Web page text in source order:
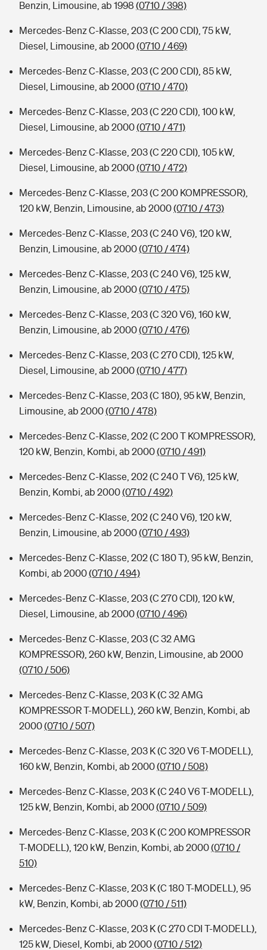
Benzin, Limousine, ab 1998 (0710 / 398)
Mercedes-Benz C-Klasse, 203 (C 200 CDI), 75 kW,
Diesel, Limousine, ab 2000(0710 / 469)
Mercedes-Benz C-Klasse, 203 (C 200 CDI), 85 kW,
Diesel, Limousine, ab 2000(0710 / 470)
Mercedes-Benz C-Klasse, 203 (C 220 CDI), 100 kW,
Diesel, Limousine, ab 2000(0710 / 471)
Mercedes-Benz C-Klasse, 203 (C 220 CDI), 105 kW,
Diesel, Limousine, ab 2000(0710 / 472)
Mercedes-Benz C-Klasse, 203 (C 200 KOMPRESSOR),
120 kW, Benzin, Limousine, ab 2000(0710 / 473)
Mercedes-Benz C-Klasse, 203 (C 240 V6), 120 kW,
Benzin, Limousine, ab 2000(0710 / 474)
Mercedes-Benz C-Klasse, 203 (C 240 V6), 125 kW,
Benzin, Limousine, ab 2000(0710 / 475)
Mercedes-Benz C-Klasse, 203 (C 320 V6), 160 kW,
Benzin, Limousine, ab 2000(0710 / 476)
Mercedes-Benz C-Klasse, 203 (C 270 CDI), 125 kW,
Diesel, Limousine, ab 2000(0710 / 477)
Mercedes-Benz C-Klasse, 203 (C 180), 95 kW, Benzin,
Limousine, ab 2000(0710 / 478)
Mercedes-Benz C-Klasse, 202 (C 200 T KOMPRESSOR),
120 kW, Benzin, Kombi, ab 2000(0710 / 491)
Mercedes-Benz C-Klasse, 202 (C 240 T V6), 125 kW,
Benzin, Kombi, ab 2000(0710 / 492)
Mercedes-Benz C-Klasse, 202 (C 240 V6), 120 kW,
Benzin, Limousine, ab 2000(0710 / 493)
Mercedes-Benz C-Klasse, 202 (C 180 T), 95 kW, Benzin,
Kombi, ab 2000(0710 / 494)
Mercedes-Benz C-Klasse, 203 (C 270 CDI), 120 kW,
Diesel, Limousine, ab 2000(0710 / 496)
Mercedes-Benz C-Klasse, 203 (C 32 AMG
KOMPRESSOR), 260 kW, Benzin, Limousine, ab 2000
(0710 / 506)
Mercedes-Benz C-Klasse, 203 K (C 32 AMG
KOMPRESSOR T-MODELL), 260 kW, Benzin, Kombi, ab
2000(0710 / 507)
Mercedes-Benz C-Klasse, 203 K (C 320 V6 T-MODELL),
160 kW, Benzin, Kombi, ab 2000(0710 / 508)
Mercedes-Benz C-Klasse, 203 K (C 240 V6 T-MODELL),
125 kW, Benzin, Kombi, ab 2000(0710 / 509)
Mercedes-Benz C-Klasse, 203 K (C 200 KOMPRESSOR
T-MODELL), 120 kW, Benzin, Kombi, ab 2000(0710 /
510)
Mercedes-Benz C-Klasse, 203 K (C 180 T-MODELL), 95
kW, Benzin, Kombi, ab 2000(0710 / 511)
Mercedes-Benz C-Klasse, 203 K (C 270 CDI T-MODELL),
125 kW, Diesel, Kombi, ab 2000(0710 / 512)